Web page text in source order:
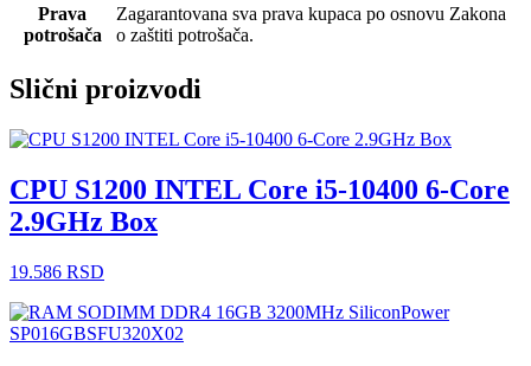
Prava
potrošača
Zagarantovana sva prava kupaca po osnovu Zakona
o zaštiti potrošača.
Slični proizvodi
CPU S1200 INTEL Core i5-10400 6-Core
2.9GHz Box
19.586 RSD